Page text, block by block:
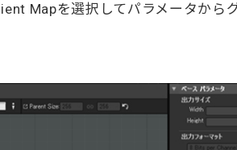
Mapを選択してパラメータから